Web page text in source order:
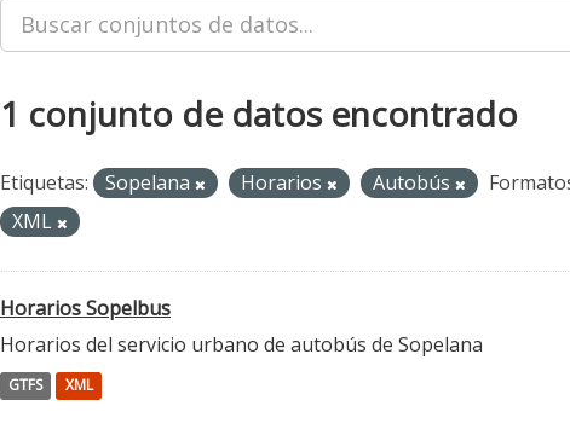
1 conjunto de datos encontrado
Etiquetas: Sopelana Horarios Autobús
XML
Horarios Sopelbus
Horarios del servicio urbano de autobús de Sopelana
GTFS XML